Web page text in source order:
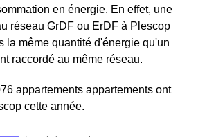
en énergie. En effet, une
réseau GrDF ou ErDF à Plescop
la même quantité d'énergie qu'un
raccordé au même réseau.
appartements appartements ont
cette année.